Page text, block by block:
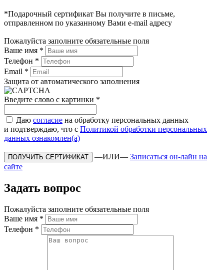
*Подарочный сертификат Вы получите в письме,
отправленном по указанному Вами e-mail адресу
Пожалуйста заполните обязательные поля
Ваше имя *
Телефон *
Email *
Защита от автоматического заполнения
Введите слово с картинки *
Даю согласие на обработку персональных данных
и подтверждаю, что с Политикой обработки персональных
данных ознакомлен(а)
—ИЛИ— Записаться он-лайн на
сайте
Задать вопрос
Пожалуйста заполните обязательные поля
Ваше имя *
Телефон *